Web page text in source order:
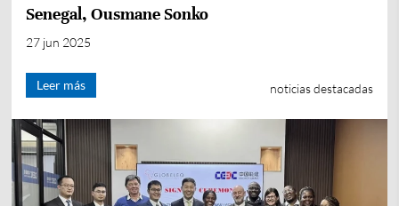
Senegal, Ousmane Sonko
27 jun 2025
Leer más noticias destacadas